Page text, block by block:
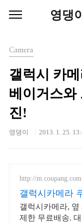
영댕
Camera
갤럭시 카
베이거스와
진!
영댕이 2013. 1. 25.
http://m.coupang.com
갤럭시카메라
이
갤럭시카메라,
제한 무료배송.